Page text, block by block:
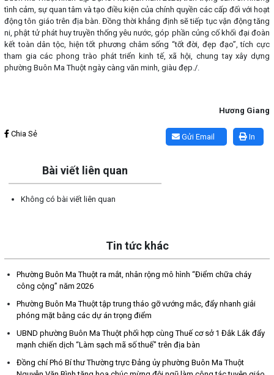
tình cảm, sự quan tâm và tạo điều kiện của chính quyền các cấp đối với hoạt
động tôn giáo trên địa bàn. Đồng thời khẳng định sẽ tiếp tục vận động tăng
ni, phật tử phát huy truyền thống yêu nước, góp phần củng cố khối đại đoàn
kết toàn dân tộc, hiện tốt phương châm sống “tốt đời, đẹp đạo”, tích cực
tham gia các phong trào phát triển kinh tế, xã hội, chung tay xây dựng
phường Buôn Ma Thuột ngày càng văn minh, giàu đẹp./.
Hương Giang
In
Gửi Email
Chia Sẻ
Bài viết liên quan
Không có bài viết liên quan
Tin tức khác
Phường Buôn Ma Thuột ra mắt, nhân rộng mô hình “Điểm chữa cháy
công cộng” năm 2026
Phường Buôn Ma Thuột tập trung tháo gỡ vướng mắc, đẩy nhanh giải
phóng mặt bằng các dự án trọng điểm
UBND phường Buôn Ma Thuột phối hợp cùng Thuế cơ sở 1 Đắk Lắk đẩy
mạnh chiến dịch “Làm sạch mã số thuế” trên địa bàn
Đồng chí Phó Bí thư Thường trực Đảng ủy phường Buôn Ma Thuột